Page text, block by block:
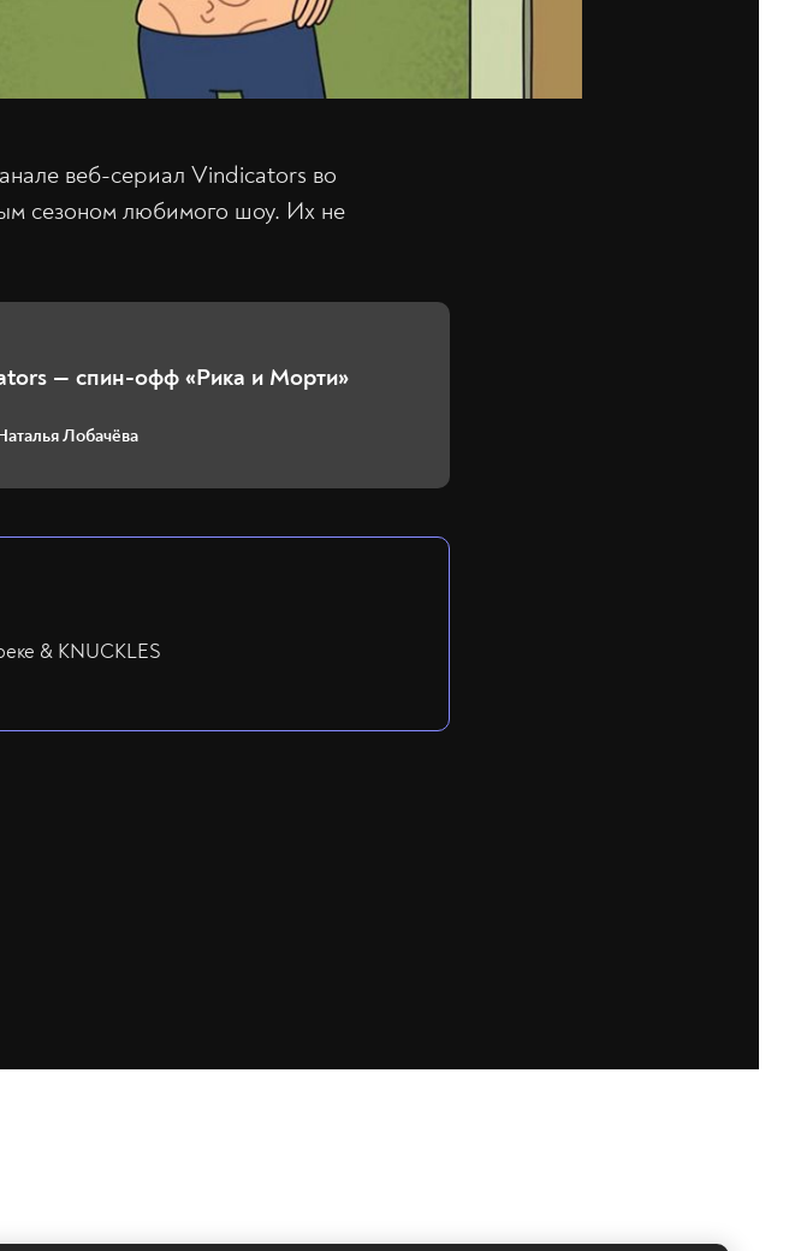
веб-сериал Vindicators во
сезоном любимого шоу. Их не
— спин-офф «Рика и Морти»
Лобачёва
& KNUCKLES